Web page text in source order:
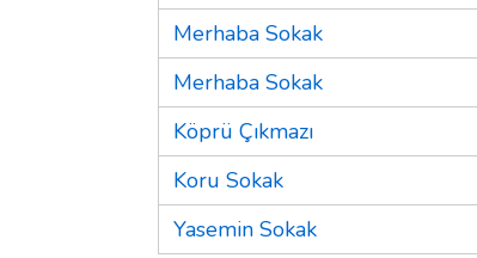
Merhaba Sokak
Merhaba Sokak
Köprü Çıkmazı
Koru Sokak
Yasemin Sokak